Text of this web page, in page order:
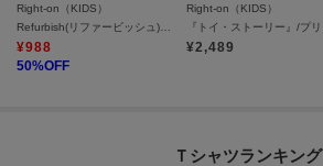
Right-on（KIDS）
¥988
50%OFF
Right-on（KIDS）
¥2,489
Ｔシャツランキング